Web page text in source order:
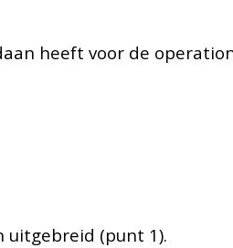
heeft voor de
uitgebreid (punt 1).